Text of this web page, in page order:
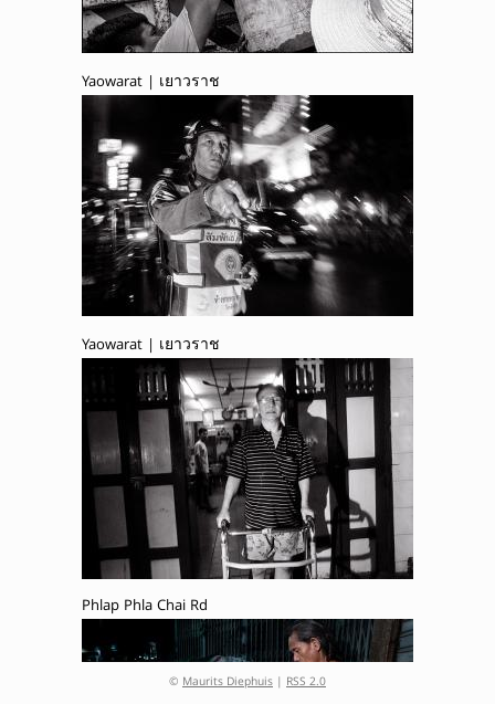
Yaowarat | เยาวราช
Yaowarat | เยาวราช
Phlap Phla Chai Rd
© Maurits Diephuis | RSS 2.0